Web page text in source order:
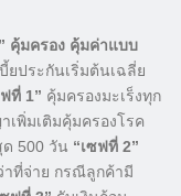
คุ้มครอง คุ้มค่าแบบ
ยประกันเริ่มต้นเฉลี่ย
ที่ 1” คุ้มครองมะเร็งทุก
เพิ่มเติมคุ้มครองโรค
ด 500 วัน “เซฟที่ 2”
าที่จ่าย กรณีลูกค้ามี